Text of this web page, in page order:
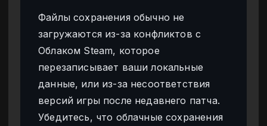
Файлы сохранения обычно не
загружаются из-за конфликтов с
Облаком Steam, которое
перезаписывает ваши локальные
данные, или из-за несоответствия
версий игры после недавнего патча.
Убедитесь, что облачные сохранения